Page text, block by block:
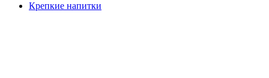
Крепкие напитки